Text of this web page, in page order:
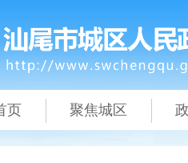
页 聚焦城区